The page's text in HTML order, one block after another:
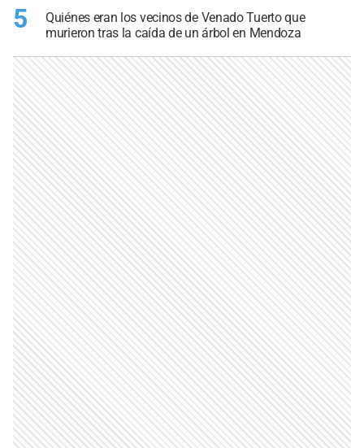
5
Quiénes eran los vecinos de Venado Tuerto que
murieron tras la caída de un árbol en Mendoza